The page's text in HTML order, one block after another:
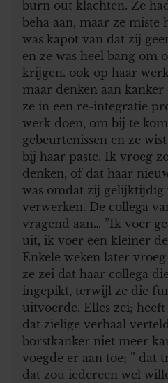
burn out klachten. Ze
beha aan, maar ze miste
was kapot van dat zij
en ze was heel bang om
krijgen. ook op haar
maar denken aan kanker
ze in een re-integratie
werk doen, om bij te
gebeurtenissen en ze
bij haar paste. Ik vroeg
denken, of dat haar
was omdat zij gelijktijdig
verwerken. De collega
vragend aan… ”Ik voer
uit, ik voer een kleiner
Enkele weken later
ze zei dat haar collega
ingepikt, terwijl ze die
uitvoerde. Elles zei;
dat zielige verhaal
borstkanker niet meer
voegde er aan toe; ” dat
dat zou iedereen wel